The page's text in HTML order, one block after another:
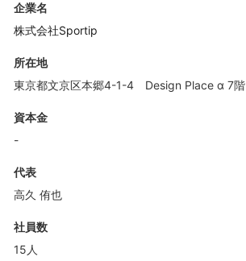
企業名
株式会社Sportip
所在地
東京都文京区本郷4-1-4 Design Place α 7階
資本金
-
代表
高久 侑也
社員数
15人